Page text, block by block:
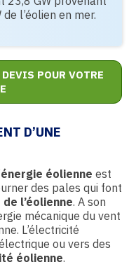
l’éolien en mer.
POUR VOTRE
D’UNE
énergie éolienne est
des pales qui font
l’éolienne. A son
mécanique du vent
L’électricité
ou vers des
éolienne.